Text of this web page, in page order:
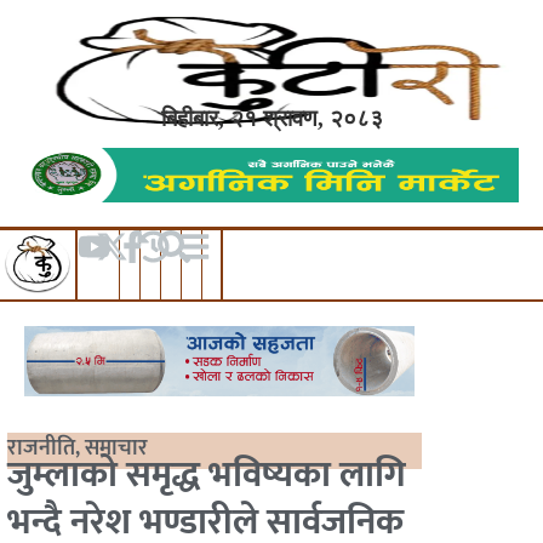
बिहीबार, २१ श्रावण, २०८३
राजनीति,समाचार
जुम्लाको समृद्ध भविष्यका लागि
भन्दै नरेश भण्डारीले सार्वजनिक